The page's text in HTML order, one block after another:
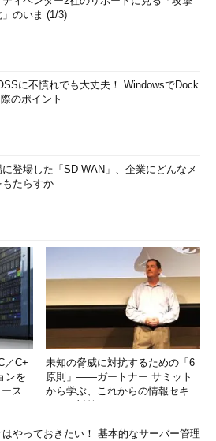
た3つのポリシー設定を「未構成」
します。コマンドプロンプトまたは
て「
させます。
はWindows PowerShellを管理者とし
」を追加することで、初回起動時の
させて、セットアップの高速化を図る
.
exe
mode:vm
発生せずに、シャットダウンしてPC
（画面7）。手順（9）と（10）を手順
はずです。
のいま (1/3)
に不慣れでも大丈夫！ WindowsでDock
のポイント
に登場した「SD-WAN」、企業にどんなメ
もたらすか
／C+
ンを
スを
未知の脅威に対抗するための「6
原則」――ガートナー サミット
から学ぶ、これからの情報セキュ
はやっておきたい！ 基本的なサーバー管理